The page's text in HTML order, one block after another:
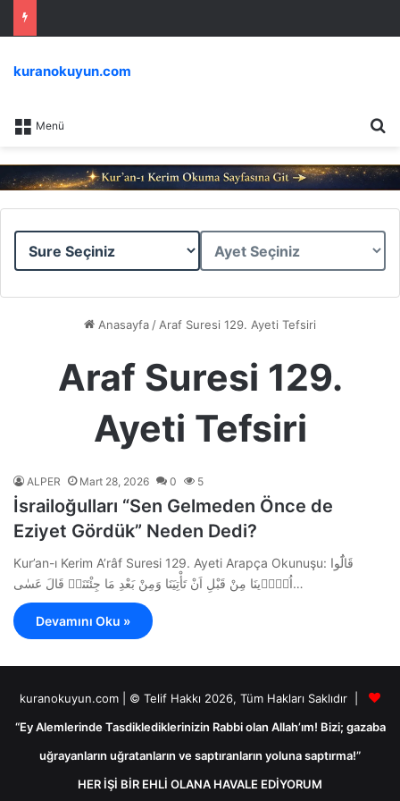
Menü
kuranokuyun.com
Sure
Ayet
Anasayfa / Araf Suresi 129. Ayeti Tefsiri
Araf Suresi 129.
Ayeti Tefsiri
ALPER Mart 28, 2026 0 5
İsrailoğulları “Sen Gelmeden Önce de
Eziyet Gördük” Neden Dedi?
Kur’an-ı Kerim A’râf Suresi 129. Ayeti Arapça Okunuşu: قَالُٓوا
اُو۪ذ۪ينَا مِنْ قَبْلِ اَنْ تَأْتِيَنَا وَمِنْ بَعْدِ مَا جِئْتَنَاۜ قَالَ عَسٰى…
Devamını Oku »
kuranokuyun.com | © Telif Hakkı 2026, Tüm Hakları Saklıdır |
“Ey Alemlerinde Tasdiklediklerinizin Rabbi olan Allah’ım! Bizi; gazaba
uğrayanların uğratanların ve saptıranların yoluna saptırma!”
HER İŞİ BİR EHLİ OLANA HAVALE EDİYORUM